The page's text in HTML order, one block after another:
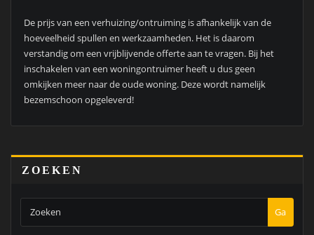
De prijs van een verhuizing/ontruiming is afhankelijk van de
hoeveelheid spullen en werkzaamheden. Het is daarom
verstandig om een vrijblijvende offerte aan te vragen. Bij het
inschakelen van een woningontruimer heeft u dus geen
omkijken meer naar de oude woning. Deze wordt namelijk
bezemschoon opgeleverd!
ZOEKEN
Ga